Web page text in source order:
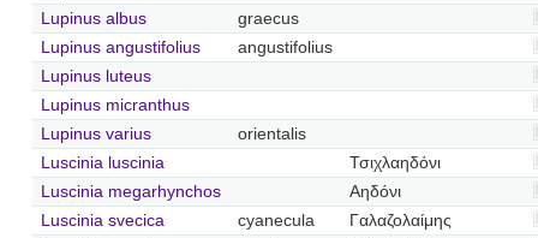
Lupinus albus
graecus
Lupinus angustifolius
angustifolius
Lupinus luteus
Lupinus micranthus
Lupinus varius
orientalis
Luscinia luscinia
Τσιχλαηδόνι
Luscinia megarhynchos
Αηδόνι
Luscinia svecica
cyanecula
Γαλαζολαίμης